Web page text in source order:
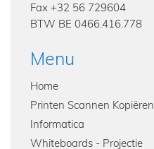
Fax +32 56 729604
BTW BE 0466.416.778
Menu
Home
Printen Scannen Kopiëren
Informatica
Whiteboards - Projectie